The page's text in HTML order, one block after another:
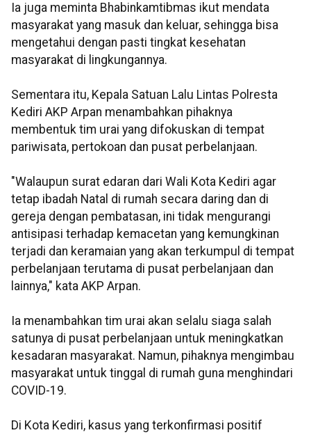
Ia juga meminta Bhabinkamtibmas ikut mendata
masyarakat yang masuk dan keluar, sehingga bisa
mengetahui dengan pasti tingkat kesehatan
masyarakat di lingkungannya.
Sementara itu, Kepala Satuan Lalu Lintas Polresta
Kediri AKP Arpan menambahkan pihaknya
membentuk tim urai yang difokuskan di tempat
pariwisata, pertokoan dan pusat perbelanjaan.
"Walaupun surat edaran dari Wali Kota Kediri agar
tetap ibadah Natal di rumah secara daring dan di
gereja dengan pembatasan, ini tidak mengurangi
antisipasi terhadap kemacetan yang kemungkinan
terjadi dan keramaian yang akan terkumpul di tempat
perbelanjaan terutama di pusat perbelanjaan dan
lainnya," kata AKP Arpan.
Ia menambahkan tim urai akan selalu siaga salah
satunya di pusat perbelanjaan untuk meningkatkan
kesadaran masyarakat. Namun, pihaknya mengimbau
masyarakat untuk tinggal di rumah guna menghindari
COVID-19.
Di Kota Kediri, kasus yang terkonfirmasi positif